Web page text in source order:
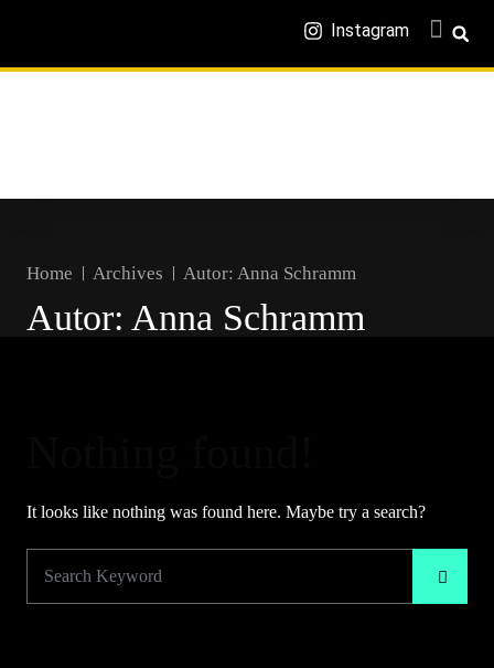
Instagram
Home Archives Autor: Anna Schramm
Autor: Anna Schramm
It looks like nothing was found here. Maybe try a search?